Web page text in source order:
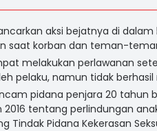
aksi bejatnya di
saat korban dan teman-
melakukan perlawanan
pelaku, namun tidak berhasil
pidana penjara 20 tahun
2016 tentang perlindungan
Tindak Pidana Kekerasan